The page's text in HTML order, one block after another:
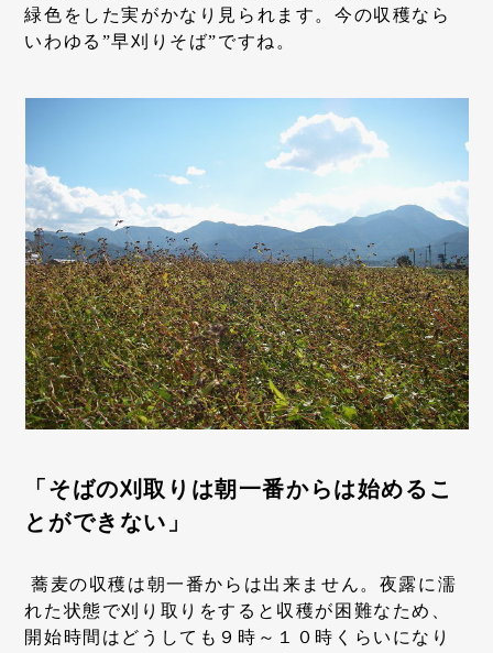
緑色をした実がかなり見られます。今の収穫なら
いわゆる”早刈りそば”ですね。
「そばの刈取りは朝一番からは始めるこ
とができない」
蕎麦の収穫は朝一番からは出来ません。夜露に濡
れた状態で刈り取りをすると収穫が困難なため、
開始時間はどうしても９時～１０時くらいになり